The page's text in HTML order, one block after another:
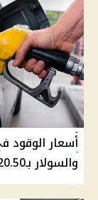
والسولار بـ20.50 جنيه